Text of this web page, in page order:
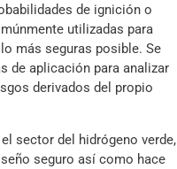
de ignición o
utilizadas para
más seguras posible. Se
de aplicación para analizar
derivados del propio
sector del hidrógeno verde,
seguro así como hace